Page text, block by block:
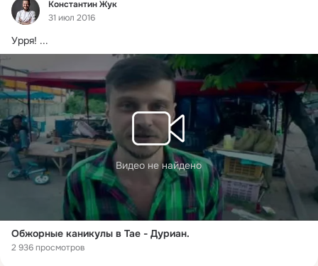
Константин Жук
31 июл 2016
Урря! ...
Видео не найдено
Обжорные каникулы в Тае - Дуриан.
2 936 просмотров